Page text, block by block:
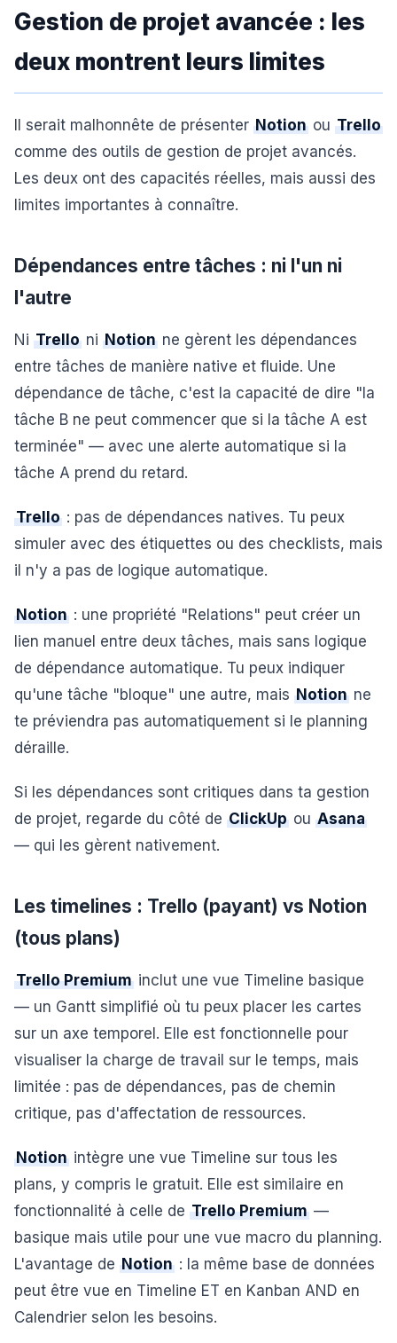
Gestion de projet avancée : les
deux montrent leurs limites
Il serait malhonnête de présenter Notion ou Trello
comme des outils de gestion de projet avancés.
Les deux ont des capacités réelles, mais aussi des
limites importantes à connaître.
Dépendances entre tâches : ni l'un ni
l'autre
Ni Trello ni Notion ne gèrent les dépendances
entre tâches de manière native et fluide. Une
dépendance de tâche, c'est la capacité de dire "la
tâche B ne peut commencer que si la tâche A est
terminée" — avec une alerte automatique si la
tâche A prend du retard.
Trello : pas de dépendances natives. Tu peux
simuler avec des étiquettes ou des checklists, mais
il n'y a pas de logique automatique.
Notion : une propriété "Relations" peut créer un
lien manuel entre deux tâches, mais sans logique
de dépendance automatique. Tu peux indiquer
qu'une tâche "bloque" une autre, mais Notion ne
te préviendra pas automatiquement si le planning
déraille.
Si les dépendances sont critiques dans ta gestion
de projet, regarde du côté de ClickUp ou Asana
— qui les gèrent nativement.
Les timelines : Trello (payant) vs Notion
(tous plans)
Trello Premium inclut une vue Timeline basique
— un Gantt simplifié où tu peux placer les cartes
sur un axe temporel. Elle est fonctionnelle pour
visualiser la charge de travail sur le temps, mais
limitée : pas de dépendances, pas de chemin
critique, pas d'affectation de ressources.
Notion intègre une vue Timeline sur tous les
plans, y compris le gratuit. Elle est similaire en
fonctionnalité à celle de Trello Premium —
basique mais utile pour une vue macro du planning.
L'avantage de Notion : la même base de données
peut être vue en Timeline ET en Kanban AND en
Calendrier selon les besoins.